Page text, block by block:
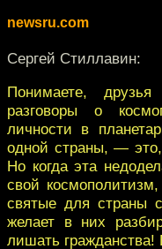
newsru.com
Сергей Стиллавин:
Понимаете,
разговоры о
личности в
одной страны, —
Но когда эта
свой
святые для страны
желает в них
лишать гражданства!